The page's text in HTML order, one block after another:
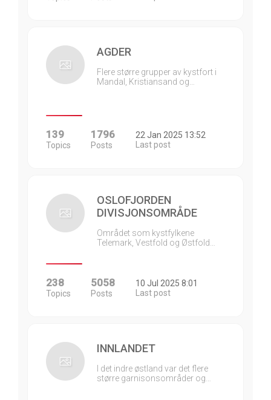
AGDER
Flere større grupper av kystfort i
Mandal, Kristiansand og…
139
Topics
1796
Posts
22 Jan 2025 13:52
Last post
OSLOFJORDEN
DIVISJONSOMRÅDE
Området som kystfylkene
Telemark, Vestfold og Østfold…
238
Topics
5058
Posts
10 Jul 2025 8:01
Last post
INNLANDET
I det indre østland var det flere
større garnisonsområder og…